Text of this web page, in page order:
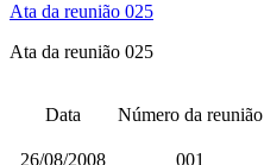
Ata da reunião 025
Ata da reunião 025​
Data Número da reunião
26/08/2008
001